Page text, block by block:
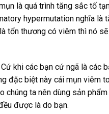
là quá trình tăng sắc tố
hypermutation nghĩa là
tổn thương có viêm thì nó
khi các bạn cứ ngã là các
đặc biệt này cái mụn viêm
chúng ta nên dùng sản
được là do bạn.